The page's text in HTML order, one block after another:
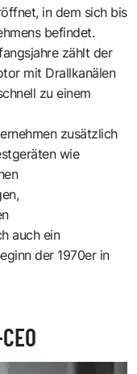
in dem sich bis
befindet.
zählt der
mit Drallkanälen
zu einem
zusätzlich
wie
auch ein
der 1970er in